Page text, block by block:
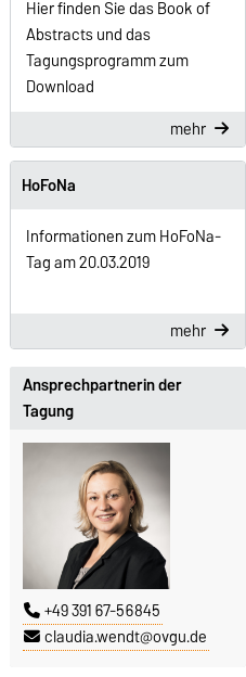
Hier finden Sie das Book of
Abstracts und das
Tagungsprogramm zum
Download
mehr
HoFoNa
Informationen zum HoFoNa-
Tag am 20.03.2019
mehr
Ansprechpartnerin der
Tagung
+49 391 67-56845
claudia.wendt@ovgu.de